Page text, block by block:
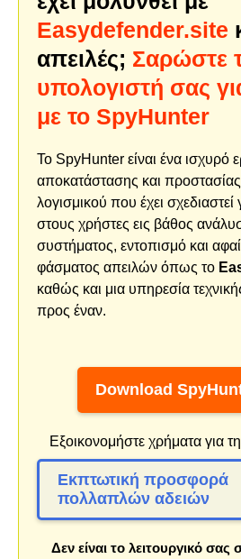
Easydefender.site
απειλές; Σαρώστε
υπολογιστή σας
με το SpyHunter
Το SpyHunter είναι ένα ισχυρό
αποκατάστασης και
λογισμικού που έχει σχεδιαστεί
στους χρήστες εις βάθος
συστήματος, εντοπισμό και
φάσματος απειλών όπως το
καθώς και μια υπηρεσία
προς έναν.
Download
Εξοικονομήστε χρήματα για
Εκπτωτική προσφορά
πολλαπλών αδειών
Δεν είναι το λειτουργικό σας